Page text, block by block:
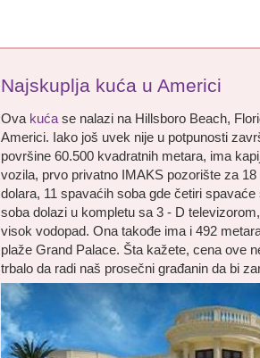
Najskuplja kuća u Americi
Ova kuća se nalazi na Hillsboro Beach,
Americi. Iako još uvek nije u potpunosti
površine 60.500 kvadratnih metara, ima
vozila, prvo privatno IMAKS pozorište za
dolara, 11 spavaćih soba gde četiri
soba dolazi u kompletu sa 3 - D
visok vodopad. Ona takođe ima i 492
plaže Grand Palace. Šta kažete, cena ove
trbalo da radi naš prosečni građanin da bi